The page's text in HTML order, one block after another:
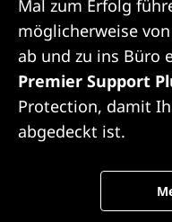
Mal zum Erfolg
möglicherweise
ab und zu ins Büro
Premier Support
Protection, damit
abgedeckt ist.